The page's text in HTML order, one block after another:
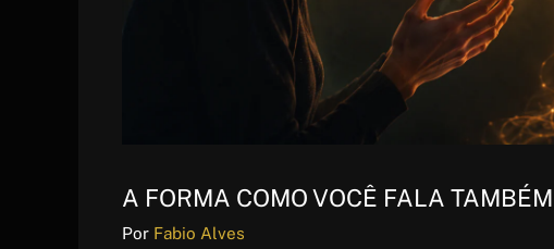
A FORMA COMO VOCÊ FALA
Por Fabio Alves